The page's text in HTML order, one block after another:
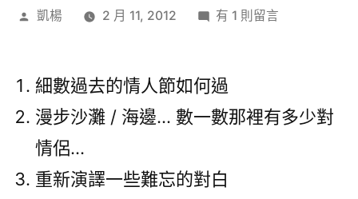
作
凱楊 2 月 11, 2012
在
節
做
什
好?〉
有 1 則留言
細數過去的情人節如何過
漫步沙灘 / 海邊… 數一數那裡有多少對
情侶…
重新演譯一些難忘的對白